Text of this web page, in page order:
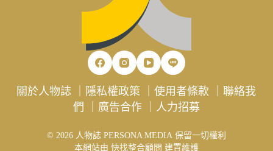
關於人物誌 隱私權政策 ｜使用者條款 ｜聯絡我
們
廣告合作｜ 人力招募
© 2026 人物誌 PERSONA MEDIA 保留一切權利
本網站由 快找整合顧問 建置維護